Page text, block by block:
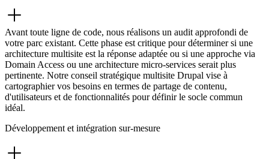
Avant toute ligne de code, nous réalisons un audit approfondi de
votre parc existant. Cette phase est critique pour déterminer si une
architecture multisite est la réponse adaptée ou si une approche via
Domain Access ou une architecture micro-services serait plus
pertinente. Notre conseil stratégique multisite Drupal vise à
cartographier vos besoins en termes de partage de contenu,
d'utilisateurs et de fonctionnalités pour définir le socle commun
idéal.
Développement et intégration sur-mesure